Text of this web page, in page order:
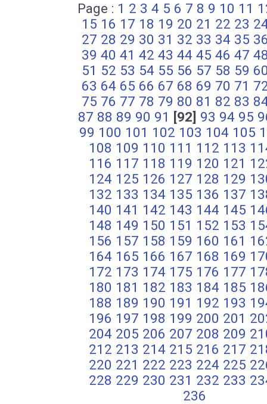
Page : 1 2 3 4 5 6 7 8 9 10 11
15 16 17 18 19 20 21 22 23
27 28 29 30 31 32 33 34 35
39 40 41 42 43 44 45 46 47
51 52 53 54 55 56 57 58 59
63 64 65 66 67 68 69 70 71
75 76 77 78 79 80 81 82 83
87 88 89 90 91 [92] 93 94 95
99 100 101 102 103 104 105
108 109 110 111 112 113
116 117 118 119 120 121
124 125 126 127 128 129
132 133 134 135 136 137
140 141 142 143 144 145
148 149 150 151 152 153
156 157 158 159 160 161
164 165 166 167 168 169
172 173 174 175 176 177
180 181 182 183 184 185
188 189 190 191 192 193
196 197 198 199 200 201
204 205 206 207 208 209
212 213 214 215 216 217
220 221 222 223 224 225
228 229 230 231 232 233
236